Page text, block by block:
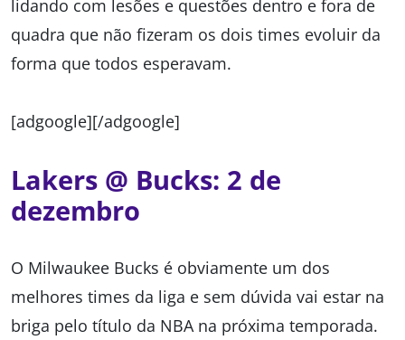
lidando com lesões e questões dentro e fora de
quadra que não fizeram os dois times evoluir da
forma que todos esperavam.
[adgoogle][/adgoogle]
Lakers @ Bucks: 2 de
dezembro
O Milwaukee Bucks é obviamente um dos
melhores times da liga e sem dúvida vai estar na
briga pelo título da NBA na próxima temporada.